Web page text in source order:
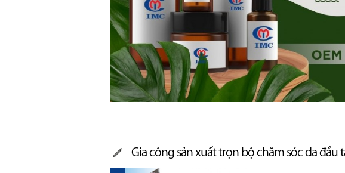
Gia công sản xuất trọn bộ chăm sóc da đầu